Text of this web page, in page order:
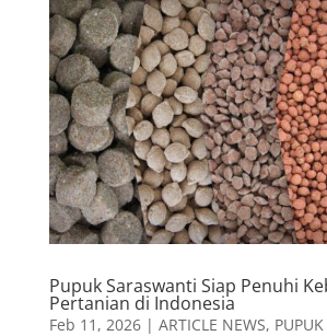
Pupuk Saraswanti Siap Penuhi
Pertanian di Indonesia
Feb 11, 2026| ARTICLE NEWS,